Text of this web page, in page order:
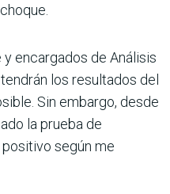
encargados de Análisis
los resultados del
Sin embargo, desde
la prueba de
según me